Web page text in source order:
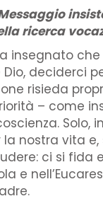
ricerca
insegnato
deciderci
risieda
– come
la nostra vita
ci si
e